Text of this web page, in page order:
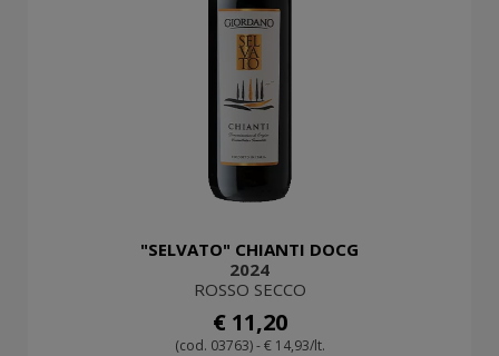
"SELVATO" CHIANTI DOCG
2024
ROSSO SECCO
€ 11,20
(cod. 03763) - € 14,93/lt.